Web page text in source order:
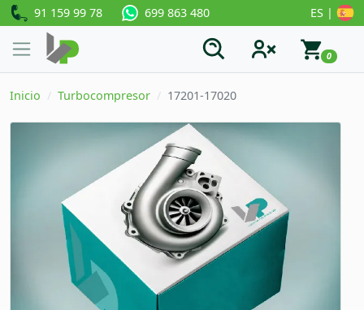
91 159 99 78 699 863 480 ES |
0
Inicio Turbocompresor 17201-17020